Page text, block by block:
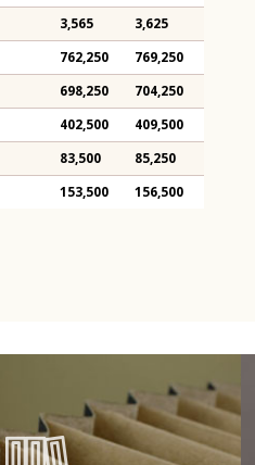
3,565 3,625
762,250 769,250
698,250 704,250
402,500 409,500
83,500 85,250
153,500 156,500